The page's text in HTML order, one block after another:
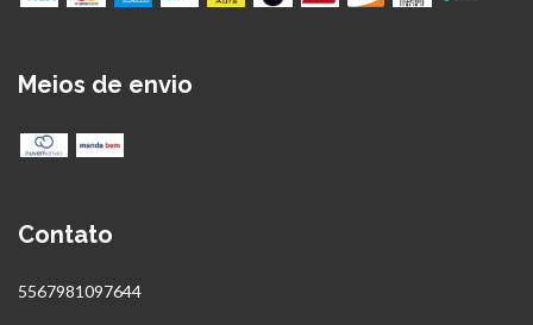
Meios de envio
Contato
5567981097644